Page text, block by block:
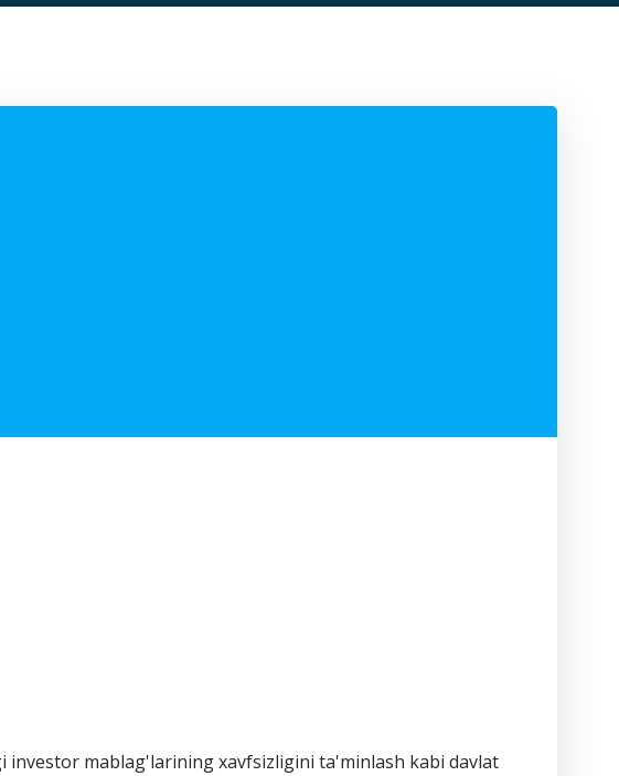
mablag'larining xavfsizligini ta'minlash kabi davlat